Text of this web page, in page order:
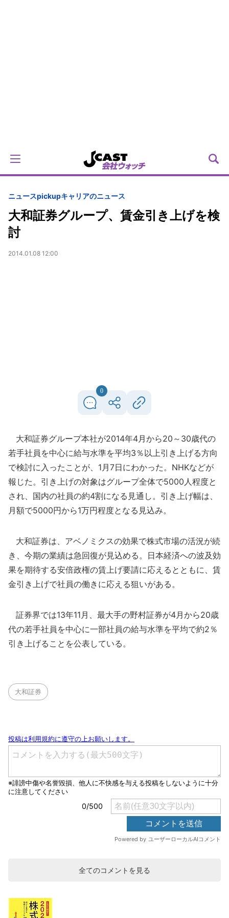
ニュースpickupキャリアのニュース
大和証券グループ、賃金引き上げを検
討
2014.01.08 12:00
0
大和証券グループ本社が2014年4月から20～30歳代の
若手社員を中心に給与水準を平均3％以上引き上げる方向
で検討に入ったことが、1月7日にわかった。NHKなどが
報じた。引き上げの対象はグループ全体で5000人程度と
され、国内の社員の約4割になる見通し。引き上げ幅は、
月額で5000円から1万円程度となる見込み。
大和証券は、アベノミクスの効果で株式市場の活況が続
き、今期の業績は急回復が見込める。日本経済への波及効
果を期待する安倍政権の賃上げ要請に応えるとともに、賃
金引き上げで社員の働きに応える狙いがある。
証券界では13年11月、最大手の野村証券が4月から20歳
代の若手社員を中心に一部社員の給与水準を平均で約2％
引き上げることを公表している。
大和証券
全てのコメントを見る